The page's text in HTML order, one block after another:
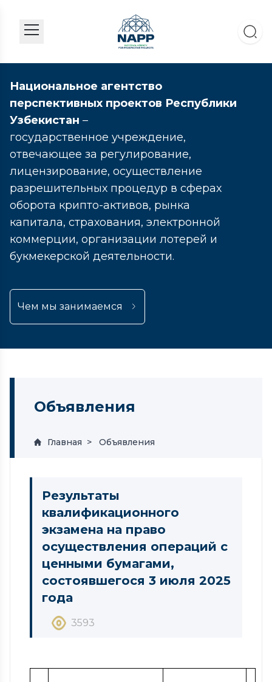
Национальное агентство
перспективных проектов Республики
Узбекистан –
государственное учреждение,
отвечающее за регулирование,
лицензирование, осуществление
разрешительных процедур в сферах
оборота крипто-активов, рынка
капитала, страхования, электронной
коммерции, организации лотерей и
букмекерской деятельности.
Чем мы занимаемся
Объявления
Главная Объявления
Результаты
квалификационного
экзамена на право
осуществления операций с
ценными бумагами,
состоявшегося 3 июля 2025
года
3593